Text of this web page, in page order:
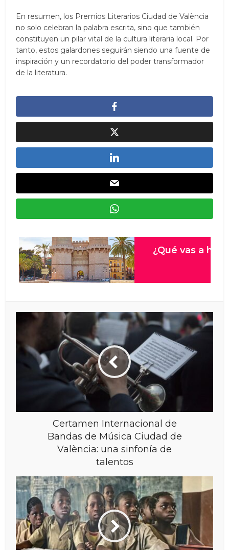
En resumen, los Premios Literarios Ciudad de València
no solo celebran la palabra escrita, sino que también
constituyen un pilar vital de la cultura literaria local. Por
tanto, estos galardones seguirán siendo una fuente de
inspiración y un recordatorio del poder transformador
de la literatura.
Certamen Internacional de
Bandas de Música Ciudad de
València: una sinfonía de
talentos